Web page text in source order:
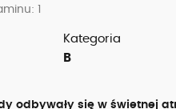
1
Kategoria
B
odbywały się w świetnej